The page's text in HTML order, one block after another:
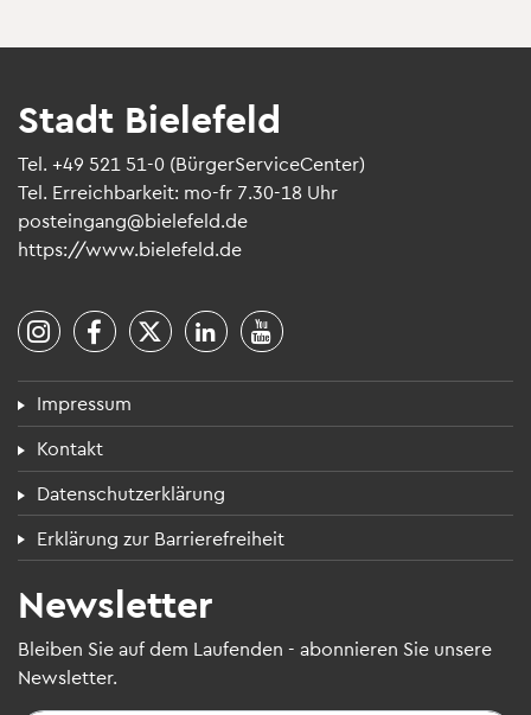
Stadt Bie­le­feld
Tel. +49 521 51-0 (Bür­ger­Ser­vice­Cen­ter)
Tel. Erreich­bar­keit: mo-fr 7.30-18 Uhr
post­ein­gang@​bielefeld.​de
https://​www.​bielefeld.​de
Fuß­zei­len­menü
Impres­sum
Kon­takt
Daten­schutz­er­klä­rung
Erklä­rung zur Bar­rie­re­frei­heit
News­let­ter
Blei­ben Sie auf dem Lau­fen­den - abon­nie­ren Sie unsere
News­let­ter.